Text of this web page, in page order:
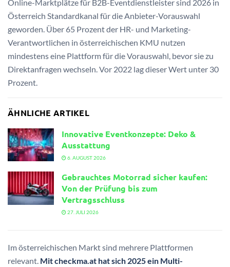
Online-Marktplätze für B2B-Eventdienstleister sind 2026 in
Österreich Standardkanal für die Anbieter-Vorauswahl
geworden. Über 65 Prozent der HR- und Marketing-
Verantwortlichen in österreichischen KMU nutzen
mindestens eine Plattform für die Vorauswahl, bevor sie zu
Direktanfragen wechseln. Vor 2022 lag dieser Wert unter 30
Prozent.
ÄHNLICHE ARTIKEL
Innovative Eventkonzepte: Deko &
Ausstattung
6. AUGUST 2026
Gebrauchtes Motorrad sicher kaufen:
Von der Prüfung bis zum
Vertragsschluss
27. JULI 2026
Im österreichischen Markt sind mehrere Plattformen
relevant. Mit checkma.at hat sich 2025 ein Multi-